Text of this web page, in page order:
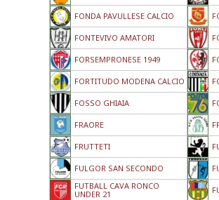
FONDA PAVULLESE CALCIO
FONTEVIVO AMATORI
FORSEMPRONESE 1949
FORTITUDO MODENA CALCIO
FOSSO GHIAIA
FRAORE
FRUTTETI
FULGOR SAN SECONDO
FUTBALL CAVA RONCO
UNDER 21